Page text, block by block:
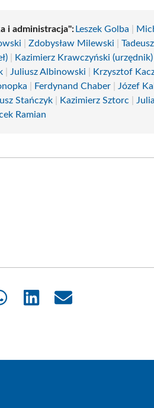
i administracja":Leszek Golba
|Zdobysław Milewski |Tadeusz
Kazimierz Krawczyński (urzędnik)
Juliusz Albinowski
Krzysztof
Ferdynand Chaber
Józef
Stańczyk Kazimierz Sztorc
Ramian
Share
Share